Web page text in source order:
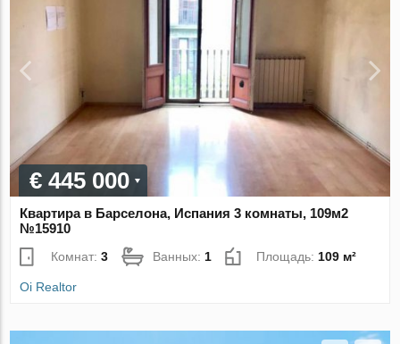
€ 445 000
Квартира в Барселона, Испания 3 комнаты, 109м2
№15910
Комнат:3 Ванных: 1 Площадь: 109 м²
Oi Realtor